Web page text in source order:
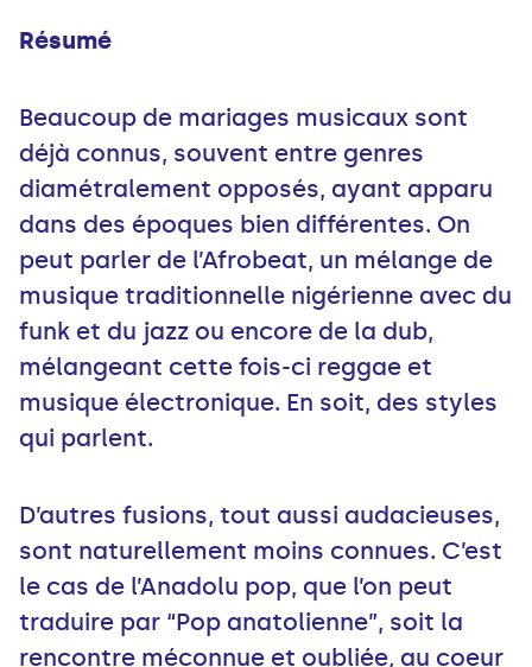
Résumé
Beaucoup de mariages musicaux sont
déjà connus, souvent entre genres
diamétralement opposés, ayant apparu
dans des époques bien différentes. On
peut parler de l’Afrobeat, un mélange de
musique traditionnelle nigérienne avec du
funk et du jazz ou encore de la dub,
mélangeant cette fois-ci reggae et
musique électronique. En soit, des styles
qui parlent.
D’autres fusions, tout aussi audacieuses,
sont naturellement moins connues. C’est
le cas de l’Anadolu pop, que l’on peut
traduire par “Pop anatolienne”, soit la
rencontre méconnue et oubliée, au coeur